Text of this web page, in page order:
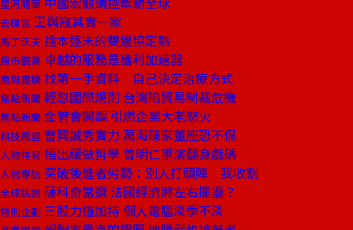
星河隨筆
去梯言 王與寇其實一家
馬丁沃夫 捨本逐末的雙邊協定熱
房市觀察 卓越的服務是獲利加速器
商周書摘 找第一手資料 自己決定治療方式
焦點新聞 輕忽國際規則 台灣陷貿易制裁危機
焦點新聞 金管會開課 引燃企業大老怒火
科技風雲 曹興誠秀實力 萬海陳家董座恐不保
人物特寫 悟出緩做哲學 曾明仁重演翻身戲碼
人物專訪 突破後進者劣勢：別人打頭陣 我收割
全球話題 薩科奇當選 法國經濟將左右擺盪？
特別企劃 三股力道加持 個人電腦淡季不淡